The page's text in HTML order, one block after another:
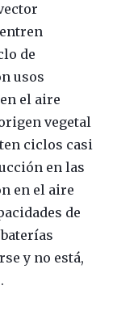
de
usos
el aire
vegetal
ciclos casi
en las
en el aire
de
y no está,